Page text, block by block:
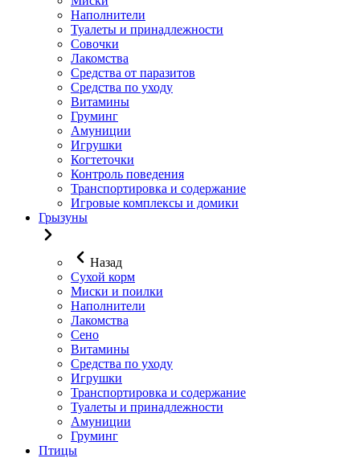
Наполнители
Туалеты и принадлежности
Совочки
Лакомства
Средства от паразитов
Средства по уходу
Витамины
Груминг
Амуниции
Игрушки
Когтеточки
Контроль поведения
Транспортировка и содержание
Игровые комплексы и домики
Грызуны
Назад
Сухой корм
Миски и поилки
Наполнители
Лакомства
Сено
Витамины
Средства по уходу
Игрушки
Транспортировка и содержание
Туалеты и принадлежности
Амуниции
Груминг
Птицы